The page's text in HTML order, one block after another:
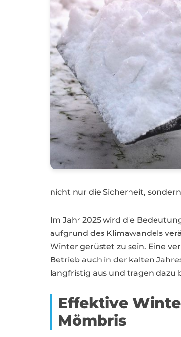
nicht nur die Sicherheit,
Im Jahr 2025 wird die
aufgrund des Klimawandels
Winter gerüstet zu sein. Eine
Betrieb auch in der kalten
langfristig aus und tragen dazu
Effektive
Mömbris